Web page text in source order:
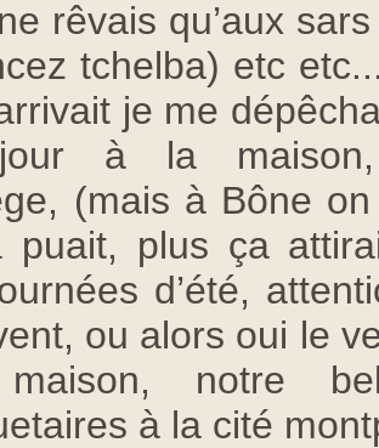
rêvais qu’aux
tchelba) etc
je me
à la
(mais à Bône
puait, plus ça
d’été,
ou alors oui le
notre
à la cité